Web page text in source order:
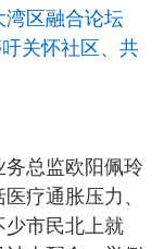
湾区融合论坛
关怀社区、共
总监欧阳佩玲
疗通胀压力、
少市民北上就